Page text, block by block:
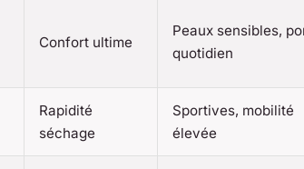
Confort ultime
Peaux sensibles,
quotidien
Rapidité
séchage
Sportives, mobilité
élevée